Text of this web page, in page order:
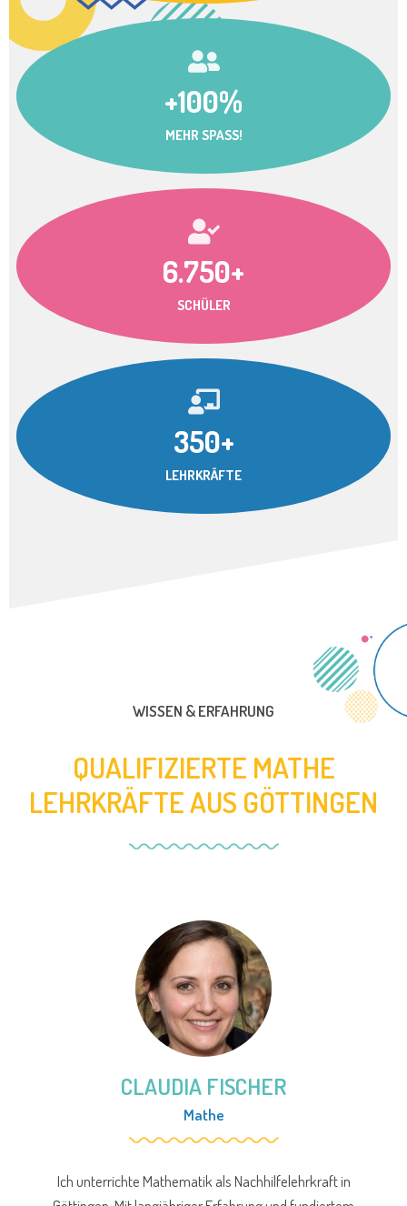
+100%
MEHR SPASS!
6.750+
SCHÜLER
350+
LEHRKRÄFTE
WISSEN & ERFAHRUNG
QUALIFIZIERTE MATHE
LEHRKRÄFTE AUS GÖTTINGEN
CLAUDIA FISCHER
Mathe
Ich unterrichte Mathematik als Nachhilfelehrkraft in